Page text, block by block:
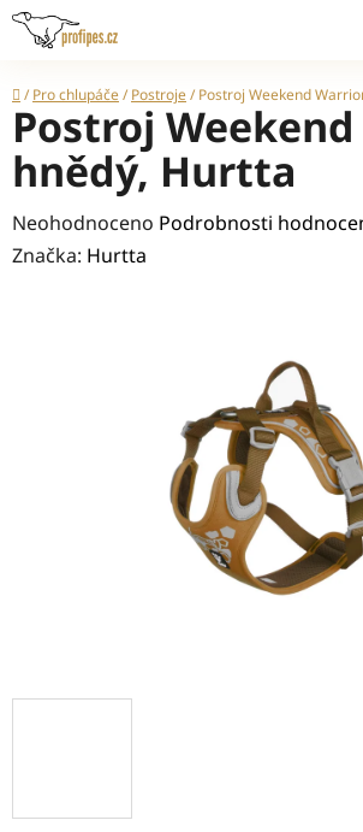
Přejít
Domů
/ Pro chlupáče/ Postroje/ Postroj Weekend
Postroj
hnědý, Hurtta
Průměrné
hodnocení
Neohodnoceno Podrobnosti
Značka: Hurtta